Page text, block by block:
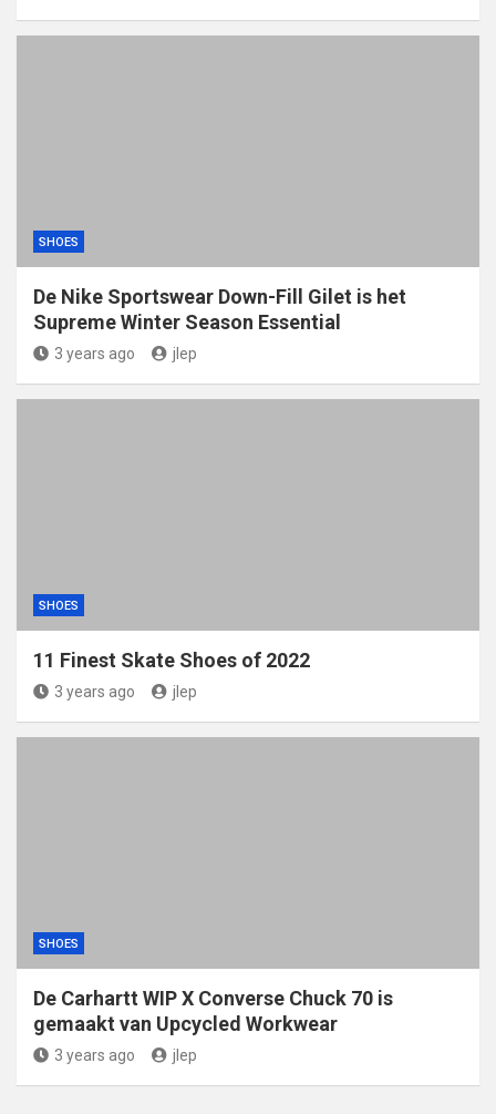
SHOES
De Nike Sportswear Down-Fill Gilet is het
Supreme Winter Season Essential
3 years ago jlep
SHOES
11 Finest Skate Shoes of 2022
3 years ago jlep
SHOES
De Carhartt WIP X Converse Chuck 70 is
gemaakt van Upcycled Workwear
3 years ago jlep